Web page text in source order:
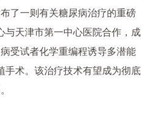
了一则有关糖尿病治疗的重磅
与天津市第一中心医院合作，成
受试者化学重编程诱导多潜能
术。 该治疗技术有望成为彻底